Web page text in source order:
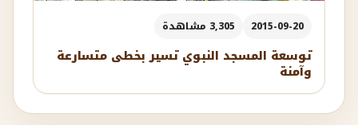
2015-09-20 3,305 مشاهدة
توسعة المسجد النبوي تسير بخطى متسارعة
وآمنة